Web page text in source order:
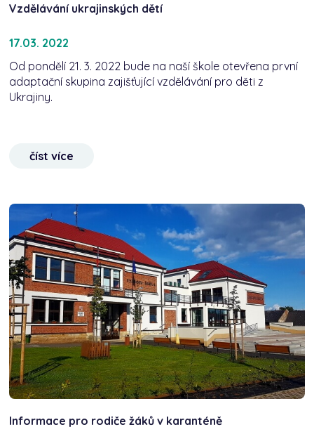
Vzdělávání ukrajinských dětí
17.03. 2022
Od pondělí 21. 3. 2022 bude na naší škole otevřena první
adaptační skupina zajišťující vzdělávání pro děti z
Ukrajiny.
číst více
Informace pro rodiče žáků v karanténě